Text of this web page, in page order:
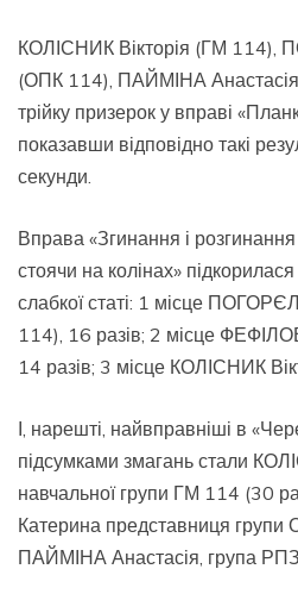
КОЛІСНИК Вікторія (ГМ 114),
(ОПК 114), ПАЙМІНА
трійку призерок у вправі
показавши відповідно такі
секунди.
Вправа «Згинання і
стоячи на колінах»
слабкої статі: 1 місце
114), 16 разів; 2 місце
14 разів; 3 місце КОЛІСНИК
І, нарешті, найвправніші в
підсумками змагань стали
навчальної групи ГМ 114 (30
Катерина представниця
ПАЙМІНА Анастасія, група